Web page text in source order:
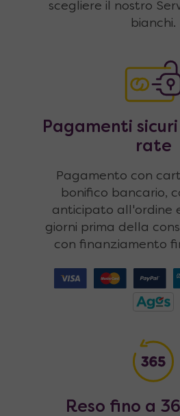
scegliere il nostro
bianchi.
Pagamenti
rate
Pagamento con
bonifico bancario,
anticipato all'ordine
giorni prima della
con finanziamento
Reso fino a